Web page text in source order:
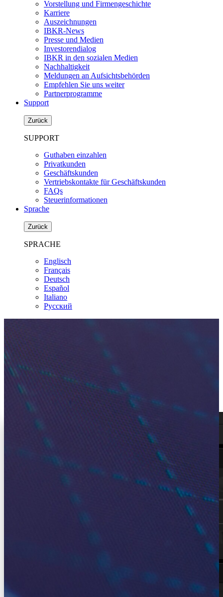
Vorstellung und Firmengeschichte
Karriere
Auszeichnungen
IBKR-News
Presse und Medien
Investorendialog
IBKR in den sozialen Medien
Nachhaltigkeit
Meldungen an Aufsichtsbehörden
Empfehlen Sie uns weiter
Partnerprogramme
Support
Zurück
SUPPORT
Guthaben einzahlen
Privatkunden
Geschäftskunden
Vertriebskontakte für Geschäftskunden
FAQs
Steuerinformationen
Sprache
Zurück
SPRACHE
Englisch
Français
Deutsch
Español
Italiano
Pусский
Schneller und effizienter handeln
Entdecken Sie die Trader Workstation:
unsere Vorzeigeplattform für alle, die aktiv traden
und anlegen wollen